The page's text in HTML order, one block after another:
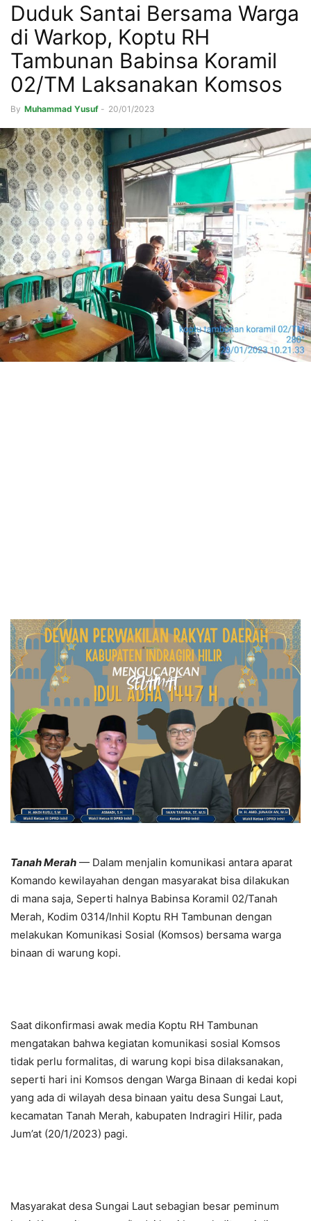
Duduk Santai Bersama Warga
di Warkop, Koptu RH
Tambunan Babinsa Koramil
02/TM Laksanakan Komsos
By Muhammad Yusuf - 20/01/2023
Tanah Merah — Dalam menjalin komunikasi antara aparat
Komando kewilayahan dengan masyarakat bisa dilakukan
di mana saja, Seperti halnya Babinsa Koramil 02/Tanah
Merah, Kodim 0314/Inhil Koptu RH Tambunan dengan
melakukan Komunikasi Sosial (Komsos) bersama warga
binaan di warung kopi.
Saat dikonfirmasi awak media Koptu RH Tambunan
mengatakan bahwa kegiatan komunikasi sosial Komsos
tidak perlu formalitas, di warung kopi bisa dilaksanakan,
seperti hari ini Komsos dengan Warga Binaan di kedai kopi
yang ada di wilayah desa binaan yaitu desa Sungai Laut,
kecamatan Tanah Merah, kabupaten Indragiri Hilir, pada
Jum’at (20/1/2023) pagi.
Masyarakat desa Sungai Laut sebagian besar peminum